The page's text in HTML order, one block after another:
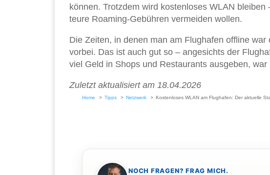
können. Trotzdem wird kostenloses WLAN
teure Roaming-Gebühren vermeiden wollen.
Die Zeiten, in denen man am Flughafen offline
vorbei. Das ist auch gut so – angesichts der
viel Geld in Shops und Restaurants ausgeben,
Zuletzt aktualisiert am 18.04.2026
Home Tipps Netzwerk Kostenloses WLAN am Flughafen: Der aktuelle
NOCH FRAGEN? FRAG MICH.